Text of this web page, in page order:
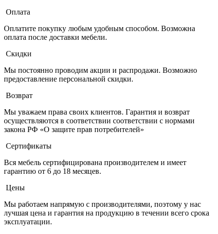
Оплата
Оплатите покупку любым удобным способом. Возможна
оплата после доставки мебели.
Скидки
Мы постоянно проводим акции и распродажи. Возможно
предоставление персональной скидки.
Возврат
Мы уважаем права своих клиентов. Гарантия и возврат
осуществляются в соответствии соответствии с нормами
закона РФ «О защите прав потребителей»
Сертификаты
Вся мебель сертифицирована производителем и имеет
гарантию от 6 до 18 месяцев.
Цены
Мы работаем напрямую с производителями, поэтому у нас
лучшая цена и гарантия на продукцию в течении всего срока
эксплуатации.